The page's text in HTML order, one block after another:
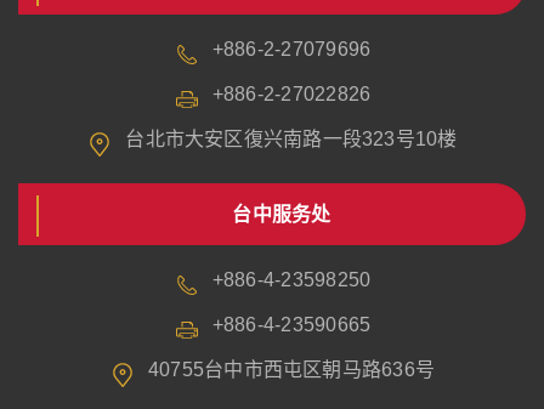
+886-2-27079696
+886-2-27022826
台北市大安区復兴南路一段323号10楼
台中服务处
+886-4-23598250
+886-4-23590665
40755台中市西屯区朝马路636号